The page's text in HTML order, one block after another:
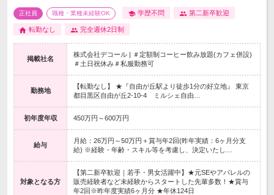
正社員 職種・業種未経験OK 学歴不問 第二新卒歓迎
転勤なし 完全週休2日制
掲載社名
株式会社デコール | ＃定額制コーヒー飲み放題(カフェ併設)
＃土日祝休み＃私服勤務可
勤務地
【転勤なし】 ★『自由が丘駅より徒歩1分の好立地』 東京
都目黒区自由が丘2-10-4 ミルシェ自由…
初年度年収 450万円～600万円
給与
月給：26万円～50万円＋賞与年2回(昨年実績：6ヶ月分支
給) ※経験・年齢・スキル等を考慮し、決定いたし…
対象となる方
【第二新卒歓迎｜若手・男女活躍中】★元SEやアパレルの
販売経験者など未経験からスタートした先輩多数！★賞与
年2回※昨年度実績6ヶ月分 ★年休124日